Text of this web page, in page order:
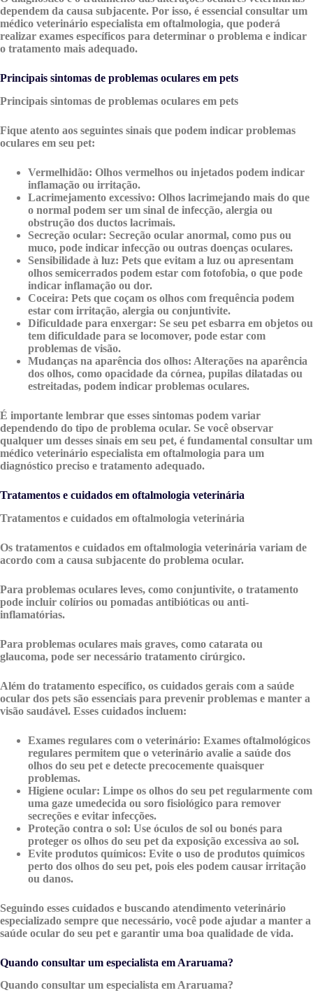
dependem da causa subjacente. Por isso, é essencial consultar um
médico veterinário especialista em oftalmologia, que poderá
realizar exames específicos para determinar o problema e indicar
o tratamento mais adequado.
Principais sintomas de problemas oculares em pets
Principais sintomas de problemas oculares em pets
Fique atento aos seguintes sinais que podem indicar problemas
oculares em seu pet:
Vermelhidão: Olhos vermelhos ou injetados podem indicar
inflamação ou irritação.
Lacrimejamento excessivo: Olhos lacrimejando mais do que
o normal podem ser um sinal de infecção, alergia ou
obstrução dos ductos lacrimais.
Secreção ocular: Secreção ocular anormal, como pus ou
muco, pode indicar infecção ou outras doenças oculares.
Sensibilidade à luz: Pets que evitam a luz ou apresentam
olhos semicerrados podem estar com fotofobia, o que pode
indicar inflamação ou dor.
Coceira: Pets que coçam os olhos com frequência podem
estar com irritação, alergia ou conjuntivite.
Dificuldade para enxergar: Se seu pet esbarra em objetos ou
tem dificuldade para se locomover, pode estar com
problemas de visão.
Mudanças na aparência dos olhos: Alterações na aparência
dos olhos, como opacidade da córnea, pupilas dilatadas ou
estreitadas, podem indicar problemas oculares.
É importante lembrar que esses sintomas podem variar
dependendo do tipo de problema ocular. Se você observar
qualquer um desses sinais em seu pet, é fundamental consultar um
médico veterinário especialista em oftalmologia para um
diagnóstico preciso e tratamento adequado.
Tratamentos e cuidados em oftalmologia veterinária
Tratamentos e cuidados em oftalmologia veterinária
Os tratamentos e cuidados em oftalmologia veterinária variam de
acordo com a causa subjacente do problema ocular.
Para problemas oculares leves, como conjuntivite, o tratamento
pode incluir colírios ou pomadas antibióticas ou anti-
inflamatórias.
Para problemas oculares mais graves, como catarata ou
glaucoma, pode ser necessário tratamento cirúrgico.
Além do tratamento específico, os cuidados gerais com a saúde
ocular dos pets são essenciais para prevenir problemas e manter a
visão saudável. Esses cuidados incluem:
Exames regulares com o veterinário: Exames oftalmológicos
regulares permitem que o veterinário avalie a saúde dos
olhos do seu pet e detecte precocemente quaisquer
problemas.
Higiene ocular: Limpe os olhos do seu pet regularmente com
uma gaze umedecida ou soro fisiológico para remover
secreções e evitar infecções.
Proteção contra o sol: Use óculos de sol ou bonés para
proteger os olhos do seu pet da exposição excessiva ao sol.
Evite produtos químicos: Evite o uso de produtos químicos
perto dos olhos do seu pet, pois eles podem causar irritação
ou danos.
Seguindo esses cuidados e buscando atendimento veterinário
especializado sempre que necessário, você pode ajudar a manter a
saúde ocular do seu pet e garantir uma boa qualidade de vida.
Quando consultar um especialista em Araruama?
Quando consultar um especialista em Araruama?